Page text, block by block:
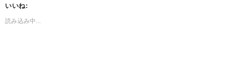
いいね:
読み込み中...